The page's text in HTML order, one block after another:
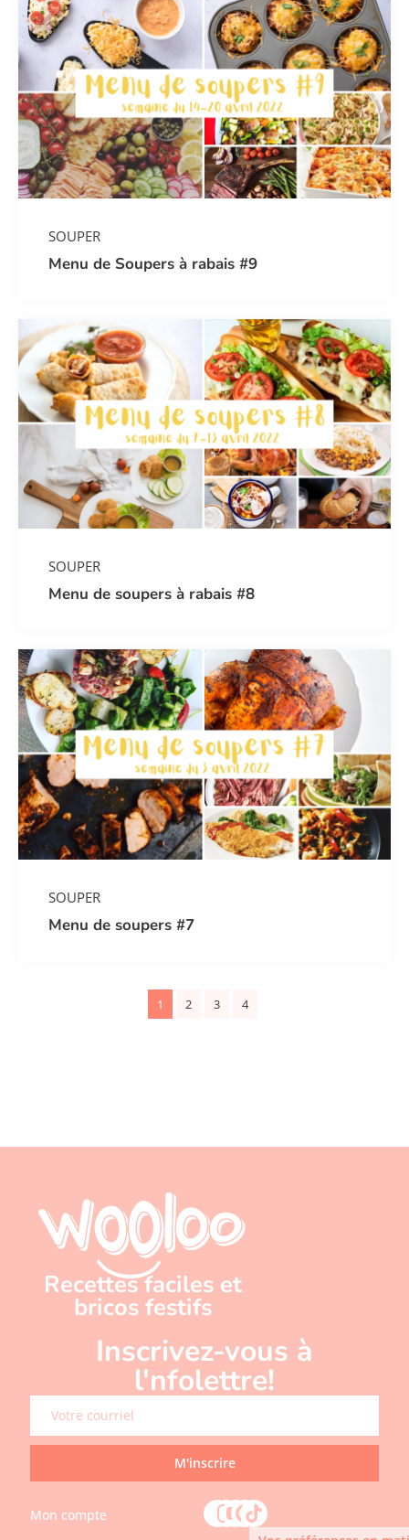
SOUPER
Menu de Soupers à rabais #9
SOUPER
Menu de soupers à rabais #8
SOUPER
Menu de soupers #7
1 2 3 4
Recettes faciles et
bricos festifs
Inscrivez-vous à
l'nfolettre!
M'inscrire
Mon compte